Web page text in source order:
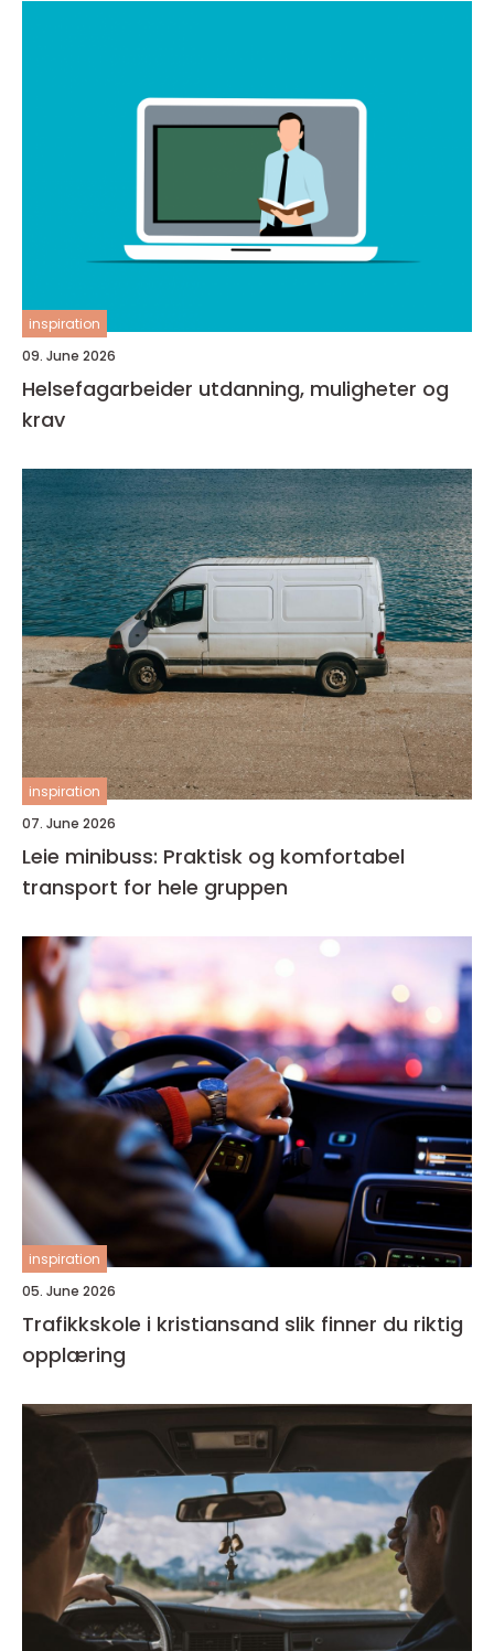
inspiration
09. June 2026
Helsefagarbeider utdanning, muligheter og
krav
inspiration
07. June 2026
Leie minibuss: Praktisk og komfortabel
transport for hele gruppen
inspiration
05. June 2026
Trafikkskole i kristiansand slik finner du riktig
opplæring